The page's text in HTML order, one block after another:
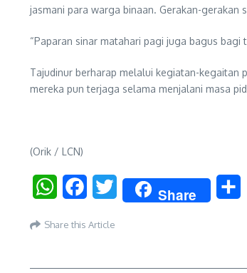
jasmani para warga binaan. Gerakan-
“Paparan sinar matahari pagi juga bagus bagi
Tajudinur berharap melalui kegiatan-kegaitan
mereka pun terjaga selama menjalani masa
(Orik / LCN)
WhatsAppFacebookTwitter Share
Share this Article